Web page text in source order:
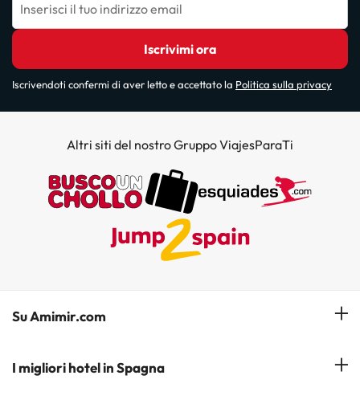
Inserisci il tuo indirizzo email
Iscrivimi ora
Iscrivendoti confermi di aver letto e accettato la Politica sulla privacy
Altri siti del nostro Gruppo ViajesParaTi
Su Amimir.com
Il Nostro Team
I migliori hotel in Spagna